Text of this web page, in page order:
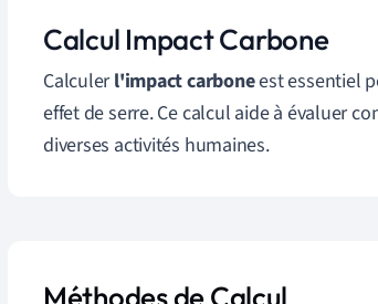
Calcul Impact Carbone
Calculerl'impact carboneest essentiel
effet de serre. Ce calcul aide à évaluer
diverses activités humaines.